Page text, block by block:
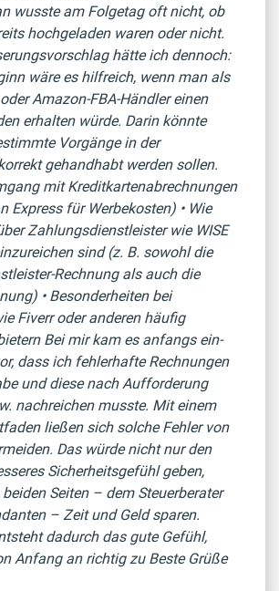
wusste am Folgetag oft nicht, ob
hochgeladen waren oder nicht.
hätte ich dennoch:
wäre es hilfreich, wenn man als
Amazon-FBA-Händler einen
erhalten würde. Darin könnte
Vorgänge in der
gehandhabt werden sollen.
mit Kreditkartenabrechnungen
Express für Werbekosten) • Wie
Zahlungsdienstleister wie WISE
sind (z. B. sowohl die
Rechnung als auch die
• Besonderheiten bei
Fiverr oder anderen häufig
Bei mir kam es anfangs ein-
dass ich fehlerhafte Rechnungen
und diese nach Aufforderung
nachreichen musste. Mit einem
ließen sich solche Fehler von
Das würde nicht nur den
Sicherheitsgefühl geben,
Seiten – dem Steuerberater
– Zeit und Geld sparen.
dadurch das gute Gefühl,
Anfang an richtig zu Beste Grüße